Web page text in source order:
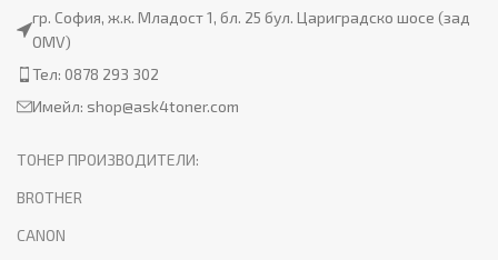
гр. София, ж.к. Младост 1, бл. 25 бул. Цариградско шосе (зад
OMV)
Тел: 0878 293 302
Имейл: shop@ask4toner.com
ТОНЕР ПРОИЗВОДИТЕЛИ:
BROTHER
CANON